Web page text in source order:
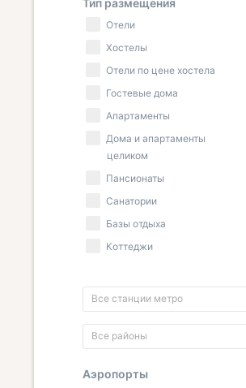
Тип размещения
Отели
Хостелы
Отели по цене хостела
Гостевые дома
Апартаменты
Дома и апартаменты
целиком
Пансионаты
Санатории
Базы отдыха
Коттеджи
Все станции метро
Все районы
Аэропорты